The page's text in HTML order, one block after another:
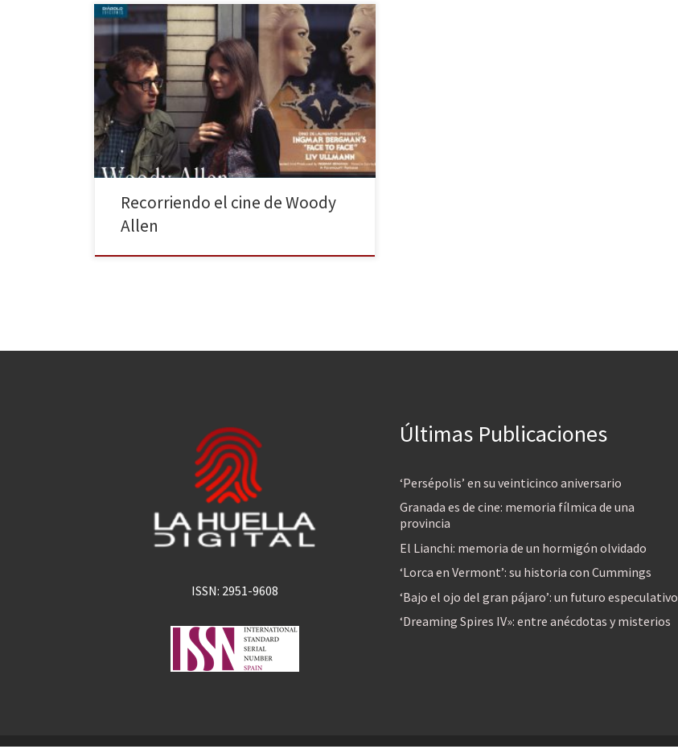
Este es un libro de cine. Del cine que le gusta a Woody
Allen. Y de cómo ese cine ha influido tanto en su vida
como en su obra. Así de clara es la sinopsis de una de
las últimas novedades que nos trae Diábolo Ediciones,
esta vez dedicado a […]
Recorriendo el cine de Woody
Allen
ISSN: 2951-9608
Últimas Publicaciones
‘Persépolis’ en su veinticinco aniversario
Granada es de cine: memoria fílmica de una
provincia
El Lianchi: memoria de un hormigón olvidado
‘Lorca en Vermont’: su historia con Cummings
‘Bajo el ojo del gran pájaro’: un futuro especulativo
‘Dreaming Spires IV»: entre anécdotas y misterios